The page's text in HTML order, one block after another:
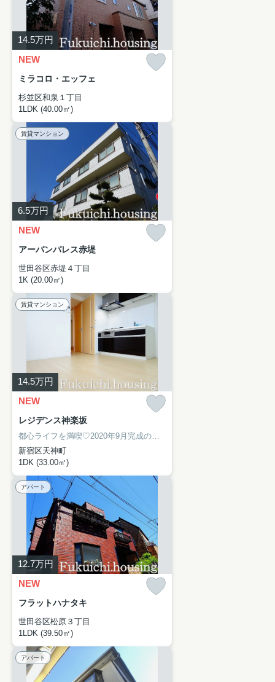
14.5万円
NEW
ミラコロ・エッフェ
杉並区和泉１丁目
1LDK (40.00㎡)
賃貸マンション
6.5万円
NEW
アーバンパレス赤堤
世田谷区赤堤４丁目
1K (20.00㎡)
賃貸マンション
14.5万円
NEW
レジデンス神楽坂
都心ライフを満喫♡2020年9月完成の築浅マンション！
新宿区天神町
1DK (33.00㎡)
アパート
12.7万円
NEW
フラットハナタキ
世田谷区松原３丁目
1LDK (39.50㎡)
アパート